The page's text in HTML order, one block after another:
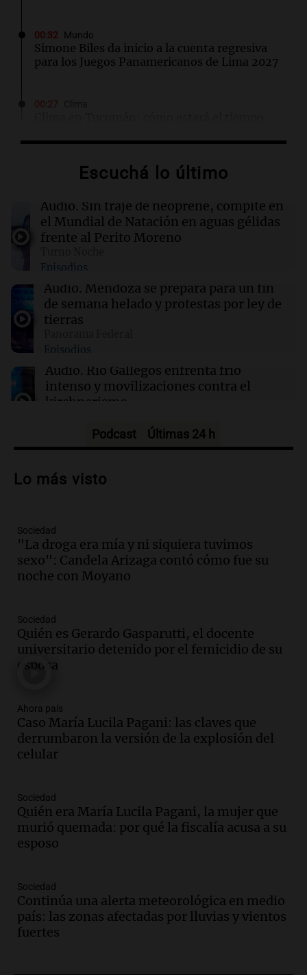
00:32 Mundo
Simone Biles da inicio a la cuenta regresiva
para los Juegos Panamericanos de Lima 2027
Clima
este viernes 7 de agosto
00:16 Clima
viernes 7 de agosto
00:11 Clima
Clima en Rosario: cómo estará el tiempo este
Escuchá lo último
Audio. Sin traje de neoprene, compite en
el Mundial de Natación en aguas gélidas
frente al Perito Moreno
Episodios
Audio. Mendoza se prepara para un fin
de semana helado y protestas por ley de
tierras
Episodios
Audio. Río Gallegos enfrenta frío
intenso y movilizaciones contra el
kirchnerismo
Audio.Debate en el Senado sobre
la soberanía digital en Argentina
Audio.
de semana helado y ciudadanos
marchan contra reforma de tierras
Panorama Federal
Audio.
El "Mono" de Kapanga
adelantó su show en Rosario.
Viva la Radio Rosario
Episodios
en suspenso a hombre por simular robo
de recaudación en San Luis
Panorama Federal
Episodios
ayuda por problemas de fertilidad y la
ostentación de millonarios
Amamos Argentina
Episodios
avanza con testimonios clave sobre el
accidente en Villa Dolores
Panorama Federal
Podcast Últimas 24 h
Lo más visto
Sociedad
"La droga era mía y ni siquiera tuvimos
sexo": Candela Arizaga contó cómo fue su
noche con Moyano
Sociedad
Quién es Gerardo Gasparutti, el docente
universitario detenido por el femicidio de su
esposa
Ahora país
Caso María Lucila Pagani: las claves que
derrumbaron la versión de la explosión del
celular
Sociedad
Quién era María Lucila Pagani, la mujer que
murió quemada: por qué la fiscalía acusa a su
esposo
Sociedad
Continúa una alerta meteorológica en medio
país: las zonas afectadas por lluvias y vientos
fuertes